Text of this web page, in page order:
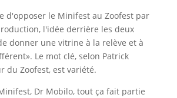
d'opposer le Minifest au Zoofest par
l'idée derrière les deux
donner une vitrine à la relève et à
Le mot clé, selon Patrick
du Zoofest, est variété.
Dr Mobilo, tout ça fait partie